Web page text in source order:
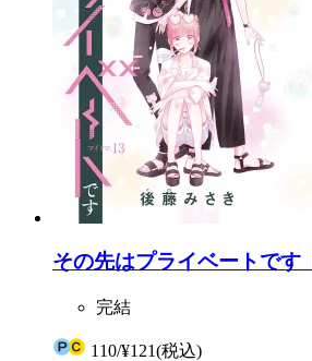
その先はプライベートです
完結
110/¥121(税込)